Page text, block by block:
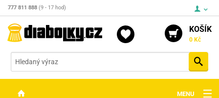
777 811 888 (9 - 17 hod)
KOŠÍK
0 Kč
MENU